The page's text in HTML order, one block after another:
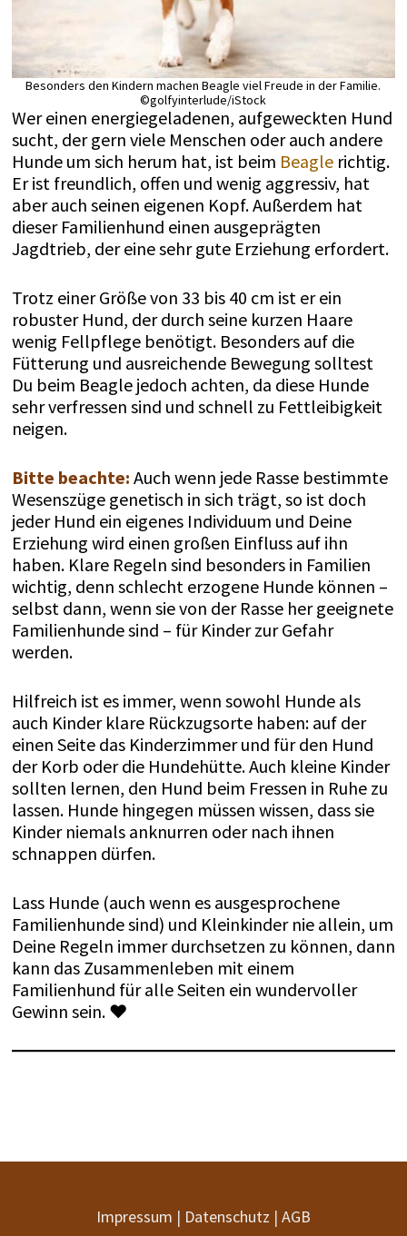
Besonders den Kindern machen Beagle viel Freude in der Familie.
©golfyinterlude/iStock
Wer einen energiegeladenen, aufgeweckten Hund
sucht, der gern viele Menschen oder auch andere
Hunde um sich herum hat, ist beim Beaglerichtig.
Er ist freundlich, offen und wenig aggressiv, hat
aber auch seinen eigenen Kopf. Außerdem hat
dieser Familienhund einen ausgeprägten
Jagdtrieb, der eine sehr gute Erziehung erfordert.
Trotz einer Größe von 33 bis 40 cm ist er ein
robuster Hund, der durch seine kurzen Haare
wenig Fellpflege benötigt. Besonders auf die
Fütterung und ausreichende Bewegung solltest
Du beim Beagle jedoch achten, da diese Hunde
sehr verfressen sind und schnell zu Fettleibigkeit
neigen.
Bitte beachte: Auch wenn jede Rasse bestimmte
Wesenszüge genetisch in sich trägt, so ist doch
jeder Hund ein eigenes Individuum und Deine
Erziehung wird einen großen Einfluss auf ihn
haben. Klare Regeln sind besonders in Familien
wichtig, denn schlecht erzogene Hunde können –
selbst dann, wenn sie von der Rasse her geeignete
Familienhunde sind – für Kinder zur Gefahr
werden.
Hilfreich ist es immer, wenn sowohl Hunde als
auch Kinder klare Rückzugsorte haben: auf der
einen Seite das Kinderzimmer und für den Hund
der Korb oder die Hundehütte. Auch kleine Kinder
sollten lernen, den Hund beim Fressen in Ruhe zu
lassen. Hunde hingegen müssen wissen, dass sie
Kinder niemals anknurren oder nach ihnen
schnappen dürfen.
Lass Hunde (auch wenn es ausgesprochene
Familienhunde sind) und Kleinkinder nie allein, um
Deine Regeln immer durchsetzen zu können, dann
kann das Zusammenleben mit einem
Familienhund für alle Seiten ein wundervoller
Gewinn sein.♥
Impressum | Datenschutz | AGB